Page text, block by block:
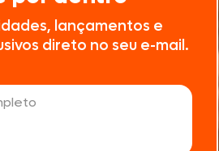
lançamentos e
direto no seu e-mail.